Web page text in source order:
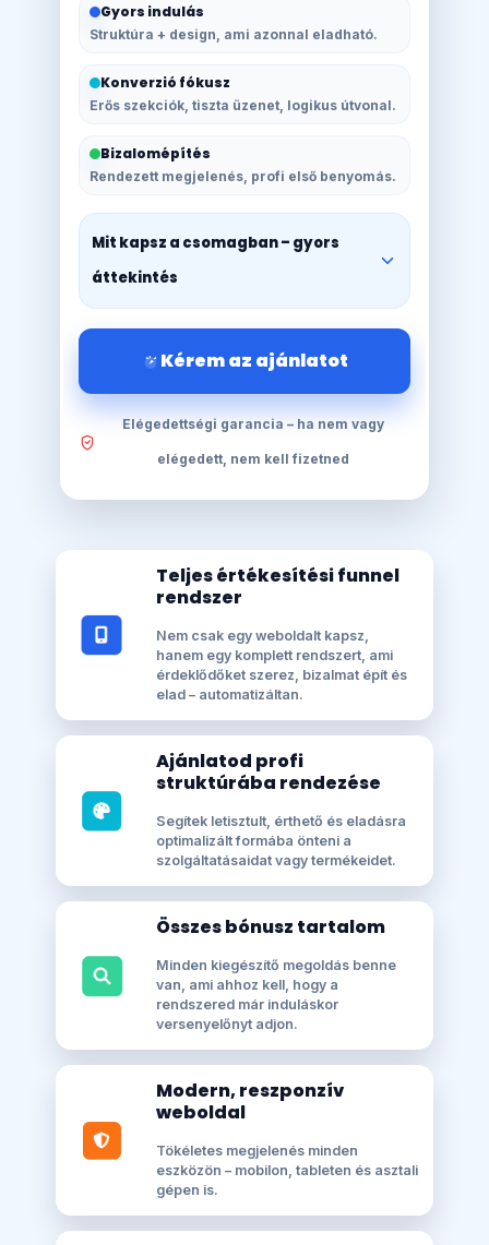
Gyors indulás
Struktúra + design, ami azonnal eladható.
Konverzió fókusz
Erős szekciók, tiszta üzenet, logikus útvonal.
Bizalomépítés
Rendezett megjelenés, profi első benyomás.
Mit kapsz a csomagban – gyors
áttekintés
Kérem az ajánlatot
Elégedettségi garancia – ha nem vagy
elégedett, nem kell fizetned
Teljes értékesítési funnel
rendszer
Nem csak egy weboldalt kapsz,
hanem egy komplett rendszert, ami
érdeklődőket szerez, bizalmat épít és
elad – automatizáltan.
Ajánlatod profi
struktúrába rendezése
Segítek letisztult, érthető és eladásra
optimalizált formába önteni a
szolgáltatásaidat vagy termékeidet.
Összes bónusz tartalom
Minden kiegészítő megoldás benne
van, ami ahhoz kell, hogy a
rendszered már induláskor
versenyelőnyt adjon.
Modern, reszponzív
weboldal
Tökéletes megjelenés minden
eszközön – mobilon, tableten és asztali
gépen is.